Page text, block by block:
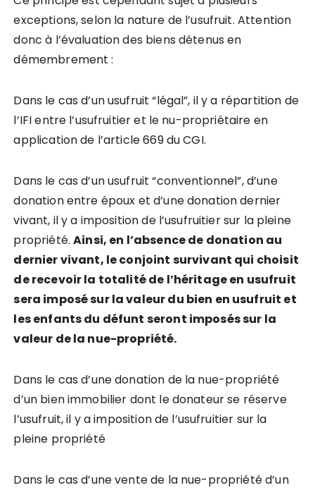
exceptions, selon la nature de l’usufruit. Attention
donc à l’évaluation des biens détenus en
démembrement :
Dans le cas d’un usufruit “légal”, il y a répartition de
l’IFI entre l’usufruitier et le nu-propriétaire en
application de l’article 669 du CGI.
Dans le cas d’un usufruit “conventionnel”, d’une
donation entre époux et d’une donation dernier
vivant, il y a imposition de l’usufruitier sur la pleine
propriété.Ainsi, en l’absence de donation au
dernier vivant, le conjoint survivant qui choisit
de recevoir la totalité de l’héritage en usufruit
sera imposé sur la valeur du bien en usufruit et
les enfants du défunt seront imposés sur la
valeur de la nue-propriété.
Dans le cas d’une donation de la nue-propriété
d’un bien immobilier dont le donateur se réserve
l’usufruit, il y a imposition de l’usufruitier sur la
pleine propriété
Dans le cas d’une vente de la nue-propriété d’un